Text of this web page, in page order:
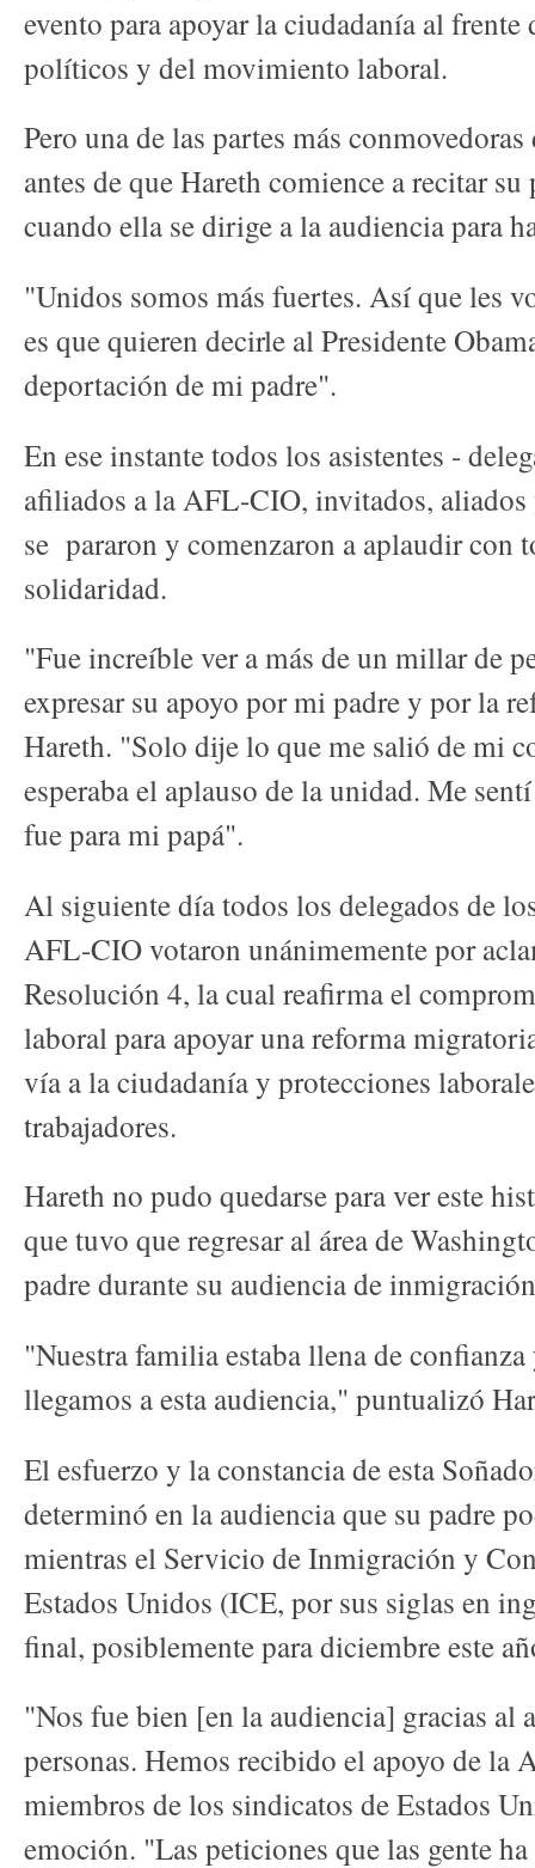
evento para apoyar la ciudadanía al
políticos y del movimiento laboral.
Pero una de las partes más
antes de que Hareth comience a recitar
cuando ella se dirige a la audiencia para
"Unidos somos más fuertes. Así que les
es que quieren decirle al Presidente
deportación de mi padre".
En ese instante todos los asistentes -
afiliados a la AFL-CIO, invitados,
se pararon y comenzaron a aplaudir con
solidaridad.
"Fue increíble ver a más de un millar de
expresar su apoyo por mi padre y por la
Hareth. "Solo dije lo que me salió de mi
esperaba el aplauso de la unidad. Me
fue para mi papá".
Al siguiente día todos los delegados de
AFL-CIO votaron unánimemente por
Resolución 4, la cual reafirma el
laboral para apoyar una reforma
vía a la ciudadanía y protecciones
trabajadores.
Hareth no pudo quedarse para ver este
que tuvo que regresar al área de
padre durante su audiencia de
"Nuestra familia estaba llena de
llegamos a esta audiencia," puntualizó
El esfuerzo y la constancia de esta
determinó en la audiencia que su padre
mientras el Servicio de Inmigración y
Estados Unidos (ICE, por sus siglas en
final, posiblemente para diciembre este
"Nos fue bien [en la audiencia] gracias al
personas. Hemos recibido el apoyo de la
miembros de los sindicatos de Estados
emoción. "Las peticiones que las gente